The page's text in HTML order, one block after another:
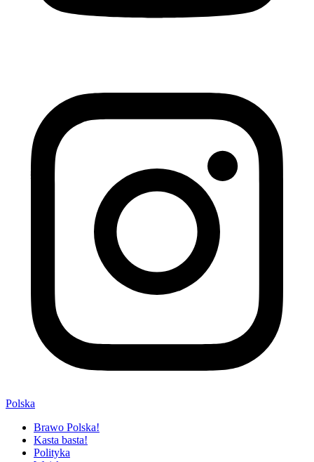
Polska
Brawo Polska!
Kasta basta!
Polityka